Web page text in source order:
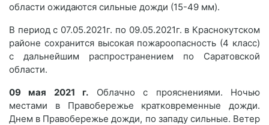
области ожидаются сильные дожди (15-49 мм).
В период с 07.05.2021г. по 09.05.2021г. в Краснокутском
районе сохранится высокая пожароопасность (4 класс)
с дальнейшим распространением по Саратовской
области.
09 мая 2021 г. Облачно с прояснениями. Ночью
местами в Правобережье кратковременные дожди.
Днем в Правобережье дожди, по западу сильные. Ветер